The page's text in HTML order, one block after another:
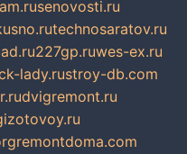
senovosti.ru
technosaratov.ru
227gp.ruwes-ex.ru
lady.rustroy-db.com
dvigremont.ru
remontdoma.com